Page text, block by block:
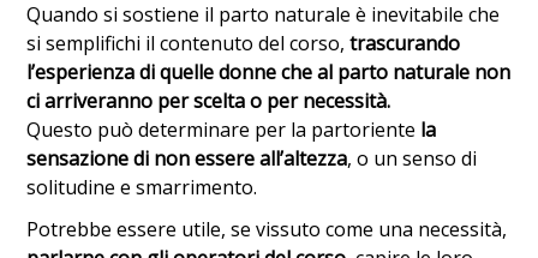
Quando si sostiene il parto naturale è inevitabile che
si semplifichi il contenuto del corso,trascurando
l’esperienza di quelle donne che al parto naturale non
ci arriveranno per scelta o per necessità.
Questo può determinare per la partoriente la
sensazione di non essere all’altezza, o un senso di
solitudine e smarrimento.
Potrebbe essere utile, se vissuto come una necessità,